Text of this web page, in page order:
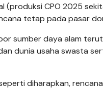
(produksi CPO 2025
tetap pada pasar
sumber daya alam
dunia usaha swasta
diharapkan,